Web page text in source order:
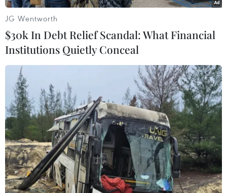
Chốt kiểm tra nồng độ cồn tại thành phố Bắc Giang. (Ảnh:
Danh Lam/TTXVN)
Theo báo cáo của Bộ Công an, ngày 9/2 (tức ngày
30 Tết ), toàn quốc xảy ra 71 vụ tai nạn giao
thông, làm 30 người tử vong, 55 người bị
JG Wentworth
$30k In Debt Relief Scandal: What Financial
Institutions Quietly Conceal